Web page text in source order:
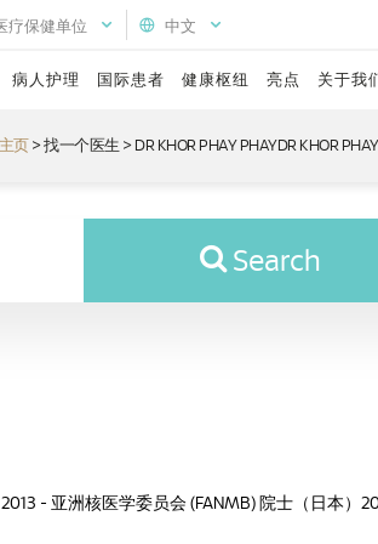
中文
疗保健单位
病人护理 国际患者 健康枢纽 亮点 关于我
页 >找一个医生 > DR KHOR PHAY PHAYDR KHOR
Search
- 亚洲核医学委员会 (FANMB) 院士（日本）